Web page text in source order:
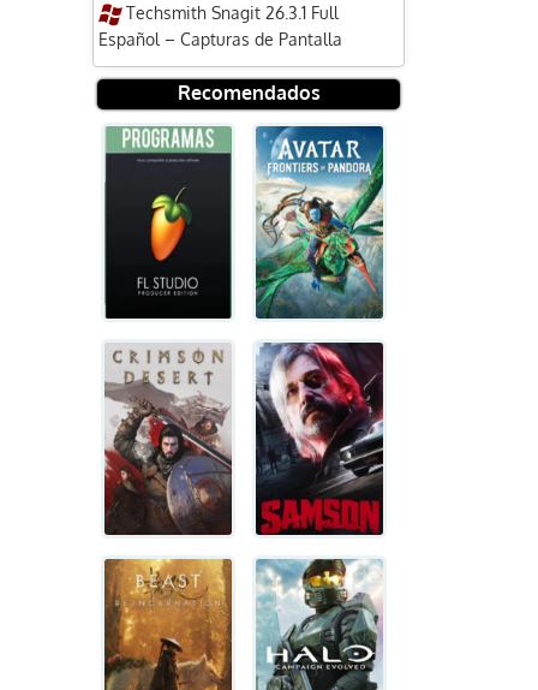
Techsmith Snagit 26.3.1 Full
Español – Capturas de Pantalla
Recomendados